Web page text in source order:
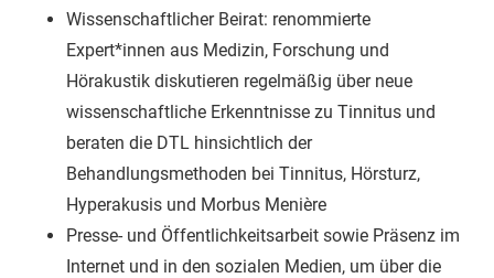
Wissenschaftlicher Beirat: renommierte
Expert*innen aus Medizin, Forschung und
Hörakustik diskutieren regelmäßig über neue
wissenschaftliche Erkenntnisse zu Tinnitus und
beraten die DTL hinsichtlich der
Behandlungsmethoden bei Tinnitus, Hörsturz,
Hyperakusis und Morbus Menière
Presse- und Öffentlichkeitsarbeit sowie Präsenz im
Internet und in den sozialen Medien, um über die